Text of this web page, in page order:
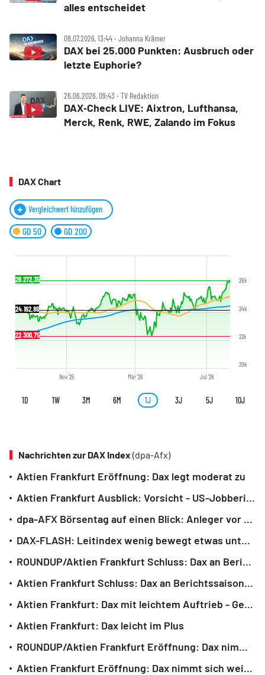
alles entscheidet
08.07.2026, 13:44 ‧ Johanna Krämer
DAX bei 25.000 Punkten: Ausbruch oder
letzte Euphorie?
26.06.2026, 09:43 ‧ TV Redaktion
DAX‑Check LIVE: Aixtron, Lufthansa,
Merck, Renk, RWE, Zalando im Fokus
DAX Chart
Vergleichwert hinzufügen
GD 50 GD 200
Nov '25 Mär '26 Jul '26
20k
22k
24k
26k
24.162,86
22.300,75
26.272,35
1D 1W 3M 6M 1J 3J 5J 10J
Nachrichten zur DAX Index (dpa-Afx)
Aktien Frankfurt Eröffnung: Dax legt moderat zu
Aktien Frankfurt Ausblick: Vorsicht - US-Jobbericht und Iran-Unsicherheit
dpa-AFX Börsentag auf einen Blick: Anleger vor US-Jobdaten vorsichtig
DAX-FLASH: Leitindex wenig bewegt etwas unter seinem Rekordhoch
ROUNDUP/Aktien Frankfurt Schluss: Dax an Berichtssaison-Höhepunkt kaum verändert
Aktien Frankfurt Schluss: Dax an Berichtssaison-Höhepunkt kaum verändert
Aktien Frankfurt: Dax mit leichtem Auftrieb - Gewinnmitnahmen bei Siemens-Aktien
Aktien Frankfurt: Dax leicht im Plus
ROUNDUP/Aktien Frankfurt Eröffnung: Dax nimmt sich weitere Auszeit
Aktien Frankfurt Eröffnung: Dax nimmt sich weitere Auszeit